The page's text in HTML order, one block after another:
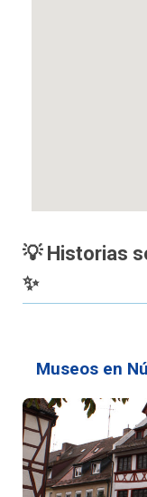
💡 Historias
✨
Museos en